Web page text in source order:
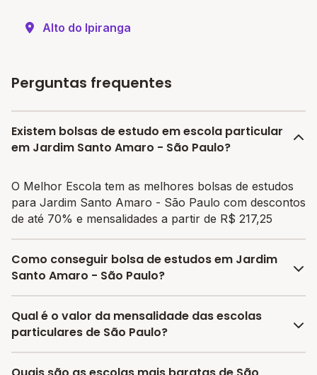
Alto do Ipiranga
Perguntas frequentes
Existem bolsas de estudo em escola particular
em Jardim Santo Amaro - São Paulo?
O Melhor Escola tem as melhores bolsas de estudos
para Jardim Santo Amaro - São Paulo com descontos
de até 70% e mensalidades a partir de R$ 217,25
Como conseguir bolsa de estudos em Jardim
Santo Amaro - São Paulo?
O programa de bolsa do Melhor Escola disponibiliza
vagas com até 80% de desconto nas mensalidades.
Qual é o valor da mensalidade das escolas
particulares de São Paulo?
A média da mensalidade em São Paulo é de